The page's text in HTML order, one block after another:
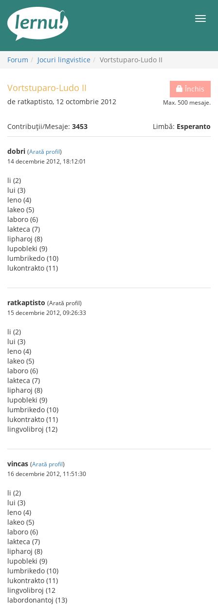
conținut
Forum Jocuri lingvistice Vortstuparo-Ludo II
Închis
Max. 500 mesaje.
Vortstuparo-Ludo II
de ratkaptisto, 12 octombrie 2012
Contribuții/Mesaje: 3453 Limbă: Esperanto
dobri (Arată profil)
14 decembrie 2012, 18:12:01
li (2)
lui (3)
leno (4)
lakeo (5)
laboro (6)
lakteca (7)
lipharoj (8)
lupobleki (9)
lumbrikedo (10)
lukontrakto (11)
ratkaptisto (Arată profil)
15 decembrie 2012, 09:26:33
li (2)
lui (3)
leno (4)
lakeo (5)
laboro (6)
lakteca (7)
lipharoj (8)
lupobleki (9)
lumbrikedo (10)
lukontrakto (11)
lingvolibroj (12)
vincas (Arată profil)
16 decembrie 2012, 11:51:30
li (2)
lui (3)
leno (4)
lakeo (5)
laboro (6)
lakteca (7)
lipharoj (8)
lupobleki (9)
lumbrikedo (10)
lukontrakto (11)
lingvolibroj (12
labordonantoj (13)